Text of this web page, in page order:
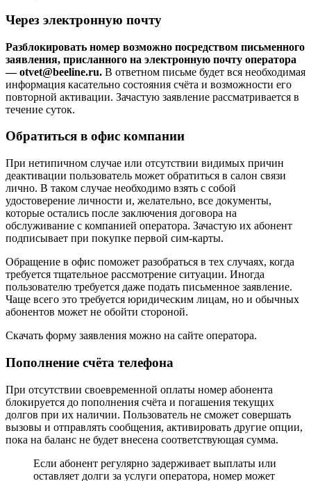
Через электронную почту
Разблокировать номер возможно посредством письменного
заявления, присланного на электронную почту оператора
— otvet@beeline.ru. В ответном письме будет вся необходимая
информация касательно состояния счёта и возможности его
повторной активации. Зачастую заявление рассматривается в
течение суток.
Обратиться в офис компании
При нетипичном случае или отсутствии видимых причин
деактивации пользователь может обратиться в салон связи
лично. В таком случае необходимо взять с собой
удостоверение личности и, желательно, все документы,
которые остались после заключения договора на
обслуживание с компанией оператора. Зачастую их абонент
подписывает при покупке первой сим-карты.
Обращение в офис поможет разобраться в тех случаях, когда
требуется тщательное рассмотрение ситуации. Иногда
пользователю требуется даже подать письменное заявление.
Чаще всего это требуется юридическим лицам, но и обычных
абонентов может не обойти стороной.
Скачать форму заявления можно на сайте оператора.
Пополнение счёта телефона
При отсутствии своевременной оплаты номер абонента
блокируется до пополнения счёта и погашения текущих
долгов при их наличии. Пользователь не сможет совершать
вызовы и отправлять сообщения, активировать другие опции,
пока на баланс не будет внесена соответствующая сумма.
Если абонент регулярно задерживает выплаты или
оставляет долги за услуги оператора, номер может